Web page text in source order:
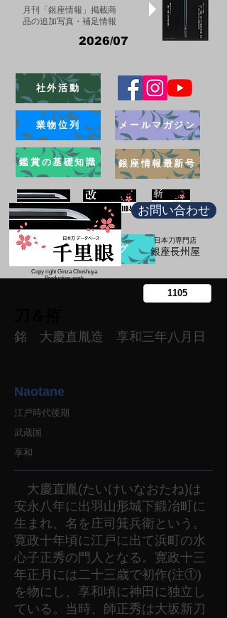
月刊「銀座情報」掲載商
品の追加写真・補足情報
2026/07
社外活動
業物位列
鑑賞の基礎知識
メールマガジン
銀座情報最新号
ブログ
お問い合わせ
日本刀専門店
​銀座長州屋
Copy right Ginza Choshuya
Production work
銘 大慶直胤造 享和三年八月日
Naotane
江戸時代後期
武蔵国
享和
大慶直胤(たいけいなおたね)は
安永八年に出羽山形城下鍛冶町に
生まれ、名を庄司箕兵衛という。
寛政十年頃に江戸に出て浜町の水
心子正秀の門人となる。寛政十三
年正月には二十三歳で初作(注①)
を物にし、享和頃に神田に独立し
ている。当時、師正秀は大坂新刀